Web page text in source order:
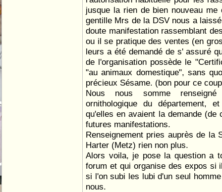
jusque la rien de bien nouveau
gentille Mrs de la DSV nous a
doute manifestation rassemblant
ou il se pratique des ventes (en
leurs a été demandé de s' assuré
de l'organisation possède le
"au animaux domestique", sans
précieux Sésame. (bon pour ce
Nous nous somme
ornithologique du département,
qu'elles en avaient la demande
futures manifestations.
Renseignement pries auprès de la
Harter (Metz) rien non plus.
Alors voila, je pose la question a
forum et qui organise des expos si
si l'on subi les lubi d'un seul
nous.